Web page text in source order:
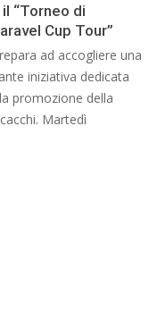
“Torneo di
Cup Tour”
ad accogliere una
iniziativa dedicata
promozione della
Martedì